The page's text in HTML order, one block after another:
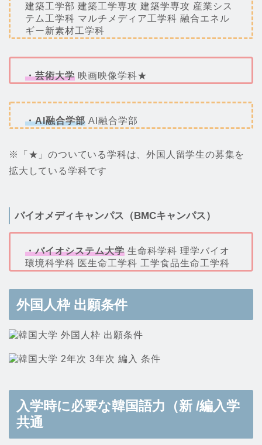
建築工学部 建築工学専攻 建築学専攻 産業シス
テム工学科 マルチメディア工学科 融合エネル
ギー新素材工学科
・芸術大学 映画映像学科★
・AI融合学部 AI融合学部
※「★」のついている学科は、外国人留学生の募集を
拡大している学科です
バイオメディキャンパス（BMCキャンパス）
・バイオシステム大学 生命科学科 理学バイオ
環境科学科 医生命工学科 工学食品生命工学科
外国人枠 出願条件
入学時に必要な韓国語力（新 /編入学
共通